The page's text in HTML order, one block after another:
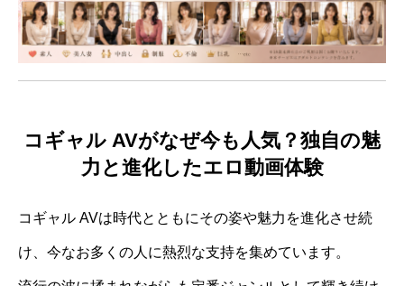
コギャル AVがなぜ今も人気？独自の魅
力と進化したエロ動画体験
コギャル AVは時代とともにその姿や魅力を進化させ続
け、今なお多くの人に熱烈な支持を集めています。